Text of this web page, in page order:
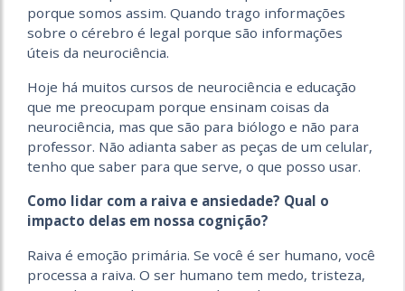
porque somos assim. Quando trago informações
sobre o cérebro é legal porque são informações
úteis da neurociência.
Hoje há muitos cursos de neurociência e educação
que me preocupam porque ensinam coisas da
neurociência, mas que são para biólogo e não para
professor. Não adianta saber as peças de um celular,
tenho que saber para que serve, o que posso usar.
Como lidar com a raiva e ansiedade? Qual o
impacto delas em nossa cognição?
Raiva é emoção primária. Se você é ser humano, você
processa a raiva. O ser humano tem medo, tristeza,